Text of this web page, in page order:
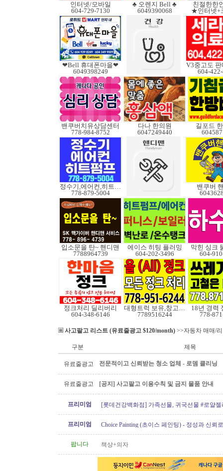
인터넷/모바일
604-729-7130
♣ 오렌지 Bell ♣
6049390068
친절한한
★인터넷+
❤Bell 휴대폰마을❤
6049398249
604-
밴쿠버치유상담센터
778-984-8752
다나 한의원
6047249440
길포드
정수기,에어컨,히트펌프
778-879-5004
밴쿠버
입소문을 탄~ 핸디맨
7788964739
에이스 히팅 플러밍
604-202-3496
막힌 싱크
604-
정크처리 딜리버리
604-348-6146
대형트럭 보유,창고보관
7789516244
18년 경력
778-
사고팔고 리스트 (유료줄광고 $120/month) >>자동차 매매/
구분 제목
유료줄광고 전문적이고 신뢰받는 청소 업체 - 로뎀 클리닝
유료줄광고 [공지] 사고팔고 이용수칙 및 금지 물품 안내
프리미엄
[롯데건강백화점] 가족선물, 귀국선물 #로얄젤
프리미엄
Choice Painting (초이스 페인팅) - 정성과 신뢰
팝니다
책상+의자